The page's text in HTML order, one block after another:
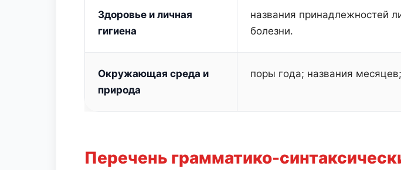
Здоровье и личная
гигиена
названия принадлежностей
болезни.
Окружающая среда и
природа
поры года; названия
Перечень грамматико-